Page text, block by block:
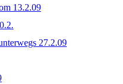
13.2.09
27.2.09